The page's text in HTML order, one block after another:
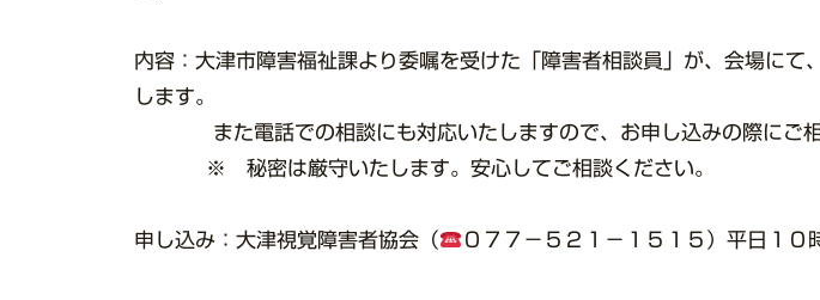
内容：大津市障害福祉課より委嘱を受けた「障害者相談員」が、会場にて
します。
また電話での相談にも対応いたしますので、お申し込みの際にご
※
秘密は厳守いたします。安心してご相談ください。
申し込み：大津視覚障害者協会（ ０７７－５２１－１５１５）平日１０